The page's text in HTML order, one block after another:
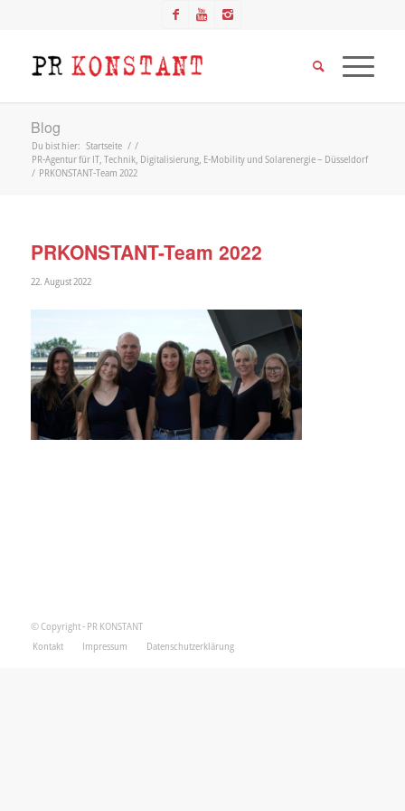
Blog
Du bist hier: Startseite / /
PR-Agentur für IT, Technik, Digitalisierung, E-Mobility und Solarenergie – Düsseldorf
/ PRKONSTANT-Team 2022
PRKONSTANT-Team 2022
22. August 2022
© Copyright - PR KONSTANT
Kontakt
Impressum Datenschutzerklärung